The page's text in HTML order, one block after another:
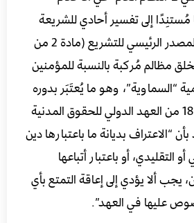
مُستنِدًا إلى تفسير أحادي للشريعة
الإسلامية، باعتبارها المصدر الرئيسي للتشريع (مادة 2 من
مظالم مُركبة بالنسبة للمؤمنين
“السماوية”، وهو ما يُعتَبَر بدوره
المادة 18 من العهد الدولي للحقوق المدنية
“الاعتراف بديانة ما باعتبارها دين
التقليدي، أو باعتبار أتباعها
يجب ألا يؤدي إلى إعاقة التمتع بأي
عليها في العهد”.